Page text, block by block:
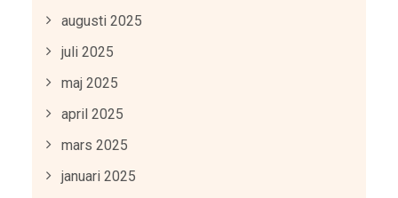
augusti 2025
juli 2025
maj 2025
april 2025
mars 2025
januari 2025